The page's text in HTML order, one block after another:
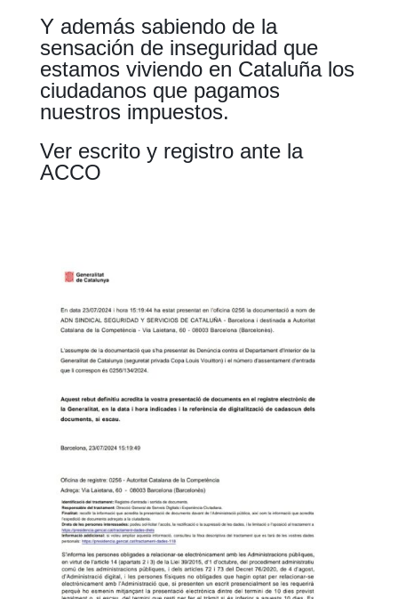
Y además sabiendo de la
sensación de inseguridad que
estamos viviendo en Cataluña los
ciudadanos que pagamos
nuestros impuestos.
Ver escrito y registro ante la
ACCO